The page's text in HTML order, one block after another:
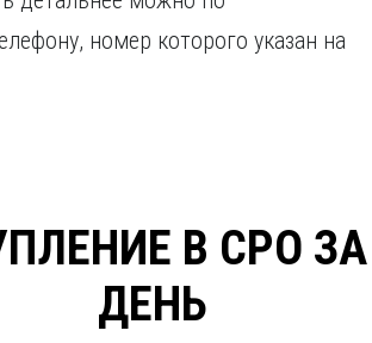
номер которого указан на
В СРО
ДЕНЬ